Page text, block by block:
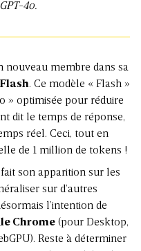
4o.
nouveau membre dans sa
. Ce modèle « Flash »
» optimisée pour réduire
dit le temps de réponse,
réel. Ceci, tout en
de 1 million de tokens !
fait son apparition sur les
sur d’autres
l’intention de
Chrome (pour Desktop,
Reste à déterminer